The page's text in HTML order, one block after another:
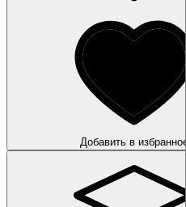
Добавить в избранное